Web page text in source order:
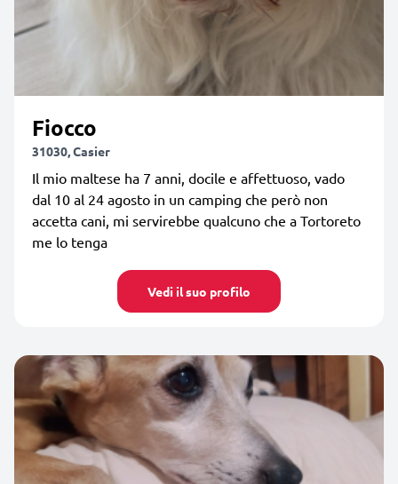
Fiocco
31030, Casier
Il mio maltese ha 7 anni, docile e affettuoso, vado
dal 10 al 24 agosto in un camping che però non
accetta cani, mi servirebbe qualcuno che a Tortoreto
me lo tenga
Vedi il suo profilo